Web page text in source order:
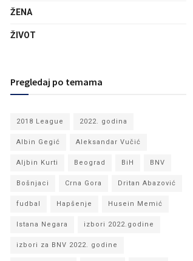
ŽENA
ŽIVOT
Pregledaj po temama
2018 League 2022. godina
Albin Gegić Aleksandar Vučić
Aljbin Kurti Beograd BiH BNV
Bošnjaci Crna Gora Dritan Abazović
fudbal Hapšenje Husein Memić
Istana Negara izbori 2022.godine
izbori za BNV 2022. godine